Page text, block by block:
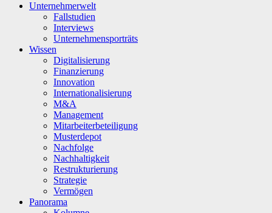
Unternehmerwelt
Fallstudien
Interviews
Unternehmensporträts
Wissen
Digitalisierung
Finanzierung
Innovation
Internationalisierung
M&A
Management
Mitarbeiterbeteiligung
Musterdepot
Nachfolge
Nachhaltigkeit
Restrukturierung
Strategie
Vermögen
Panorama